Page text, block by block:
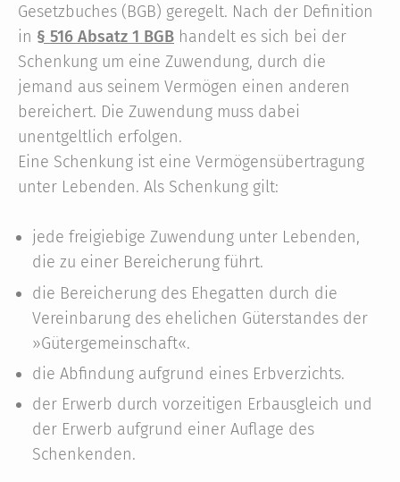
Gesetzbuches (BGB) geregelt. Nach der Definition
in § 516 Absatz 1 BGB handelt es sich bei der
Schenkung um eine Zuwendung, durch die
jemand aus seinem Vermögen einen anderen
bereichert. Die Zuwendung muss dabei
unentgeltlich erfolgen.
Eine Schenkung ist eine Vermögensübertragung
unter Lebenden. Als Schenkung gilt:
jede freigiebige Zuwendung unter Lebenden,
die zu einer Bereicherung führt.
die Bereicherung des Ehegatten durch die
Vereinbarung des ehelichen Güterstandes der
»Gütergemeinschaft«.
die Abfindung aufgrund eines Erbverzichts.
der Erwerb durch vorzeitigen Erbausgleich und
der Erwerb aufgrund einer Auflage des
Schenkenden.